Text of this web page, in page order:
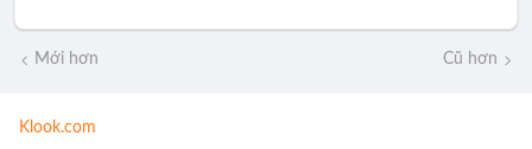
Mới hơn Cũ hơn
Klook.com